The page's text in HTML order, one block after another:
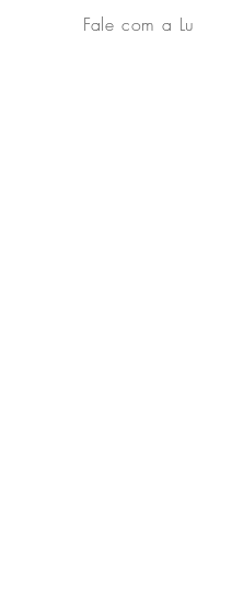
Fale com a Lu